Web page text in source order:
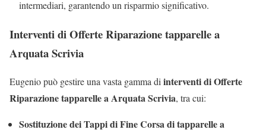
intermediari, garantendo un risparmio significativo.
Interventi di Offerte Riparazione tapparelle a
Arquata Scrivia
Eugenio può gestire una vasta gamma diinterventi di Offerte
Riparazione tapparelle a Arquata Scrivia, tra cui:
Sostituzione dei Tappi di Fine Corsa di tapparelle a